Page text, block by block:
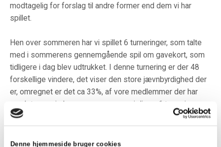
Denne hjemmeside bruger cookies
modtagelig for forslag til andre former end dem vi har
spillet.
Hen over sommeren har vi spillet 6 turneringer, som talte
med i sommerens gennemgående spil om gavekort, som
tidligere i dag blev udtrukket. I denne turnering er der 48
forskellige vindere, det viser den store jævnbyrdighed der
er, omregnet er det ca 33%, af vore medlemmer der har
vundet præmie hen over sommeren i disse 6 turneringer.
Det kan synes som en lille procent, men næsten7 nye
vindere i hver turnering viser bredden i afdelingen, men
konkurrencen vil blive større, da vi pr 30 september var